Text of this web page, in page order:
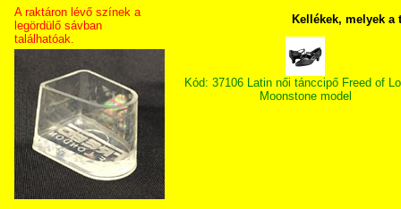
A raktáron lévő színek a
legördülő sávban
találhatóak.
Kellékek, melyek
Kód: 37106 Latin női tánccipő Freed of
Moonstone model